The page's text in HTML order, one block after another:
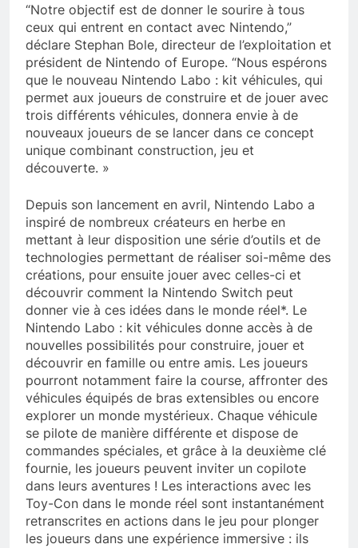
“Notre objectif est de donner le sourire à tous
ceux qui entrent en contact avec Nintendo,”
déclare Stephan Bole, directeur de l’exploitation et
président de Nintendo of Europe. “Nous espérons
que le nouveau Nintendo Labo : kit véhicules, qui
permet aux joueurs de construire et de jouer avec
trois différents véhicules, donnera envie à de
nouveaux joueurs de se lancer dans ce concept
unique combinant construction, jeu et
découverte. »
Depuis son lancement en avril, Nintendo Labo a
inspiré de nombreux créateurs en herbe en
mettant à leur disposition une série d’outils et de
technologies permettant de réaliser soi-même des
créations, pour ensuite jouer avec celles-ci et
découvrir comment la Nintendo Switch peut
donner vie à ces idées dans le monde réel*. Le
Nintendo Labo : kit véhicules donne accès à de
nouvelles possibilités pour construire, jouer et
découvrir en famille ou entre amis. Les joueurs
pourront notamment faire la course, affronter des
véhicules équipés de bras extensibles ou encore
explorer un monde mystérieux. Chaque véhicule
se pilote de manière différente et dispose de
commandes spéciales, et grâce à la deuxième clé
fournie, les joueurs peuvent inviter un copilote
dans leurs aventures ! Les interactions avec les
Toy-Con dans le monde réel sont instantanément
retranscrites en actions dans le jeu pour plonger
les joueurs dans une expérience immersive : ils